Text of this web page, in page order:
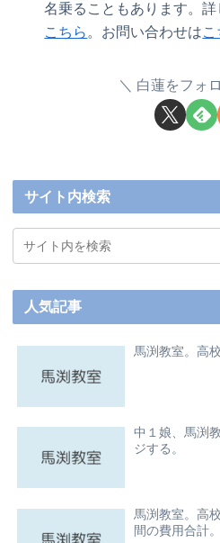
名乗ることもあります。
こちら 。お問い合わせはこ
白蓮をフォ
サイト内検索
人気記事
馬渕教室。高
中１娘、馬渕
ジする。
馬渕教室。高
間の費用合計。